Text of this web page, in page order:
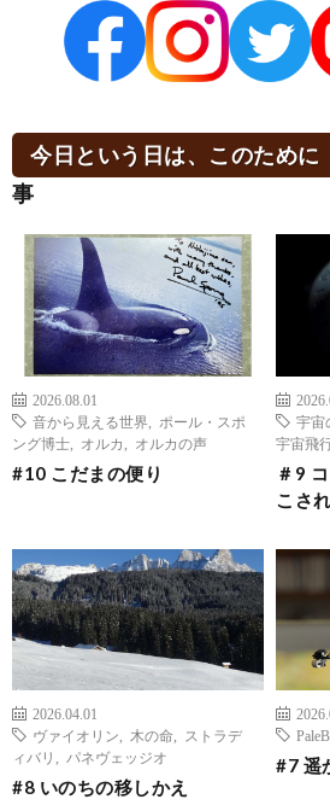
今日という日は、このために
事
2026.08.01
音から見える世界
ポール・スポ
ング博士
オルカ オルカの声
#10 こだまの便り
宇宙
宇宙飛
＃9
こさ
2026.04.01
ヴァイオリン
木の命
ストラデ
ィバリ
パネヴェッジオ
#8 いのちの移しかえ
#7 遥